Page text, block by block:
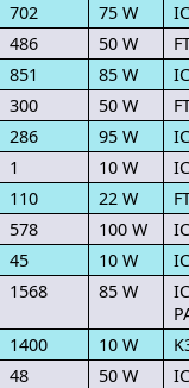
702 75 W
486 50 W
851 85 W
300 50 W
286 95 W
1 10 W
110 22 W
578 100 W
45 10 W
1568 85 W
1400 10 W
48 50 W